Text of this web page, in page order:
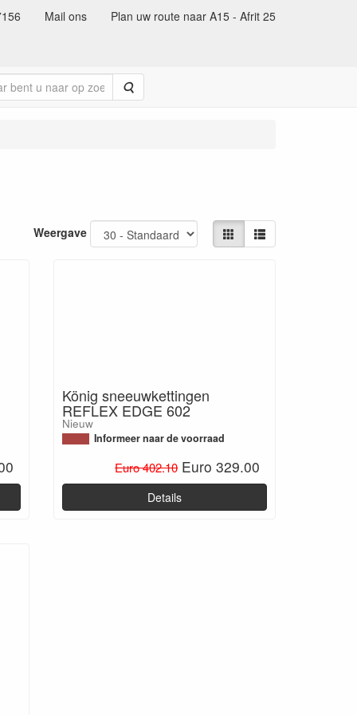
Mail ons Plan uw route naar A15 - Afrit 25
Zoeken
Weergave
König sneeuwkettingen
REFLEX EDGE 602
Nieuw
Informeer naar de voorraad
Euro 402.10 Euro 329.00
Details